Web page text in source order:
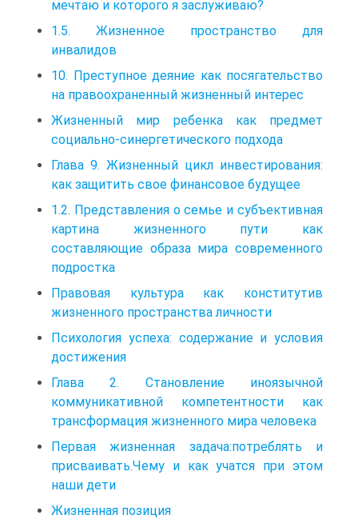
мечтаю и которого я заслуживаю?
1.5. Жизненное пространство для
инвалидов
10. Преступное деяние как посягательство
на правоохраненный жизненный интерес
Жизненный мир ребенка как предмет
социально-синергетического подхода
Глава 9. Жизненный цикл инвестирования:
как защитить свое финансовое будущее
1.2. Представления о семье и субъективная
картина жизненного пути как
составляющие образа мира современного
подростка
Правовая культура как конститутив
жизненного пространства личности
Психология успеха: содержание и условия
достижения
Глава 2. Становление иноязычной
коммуникативной компетентности как
трансформация жизненного мира человека
Первая жизненная задача:потреблять и
присваивать.Чему и как учатся при этом
наши дети
Жизненная позиция